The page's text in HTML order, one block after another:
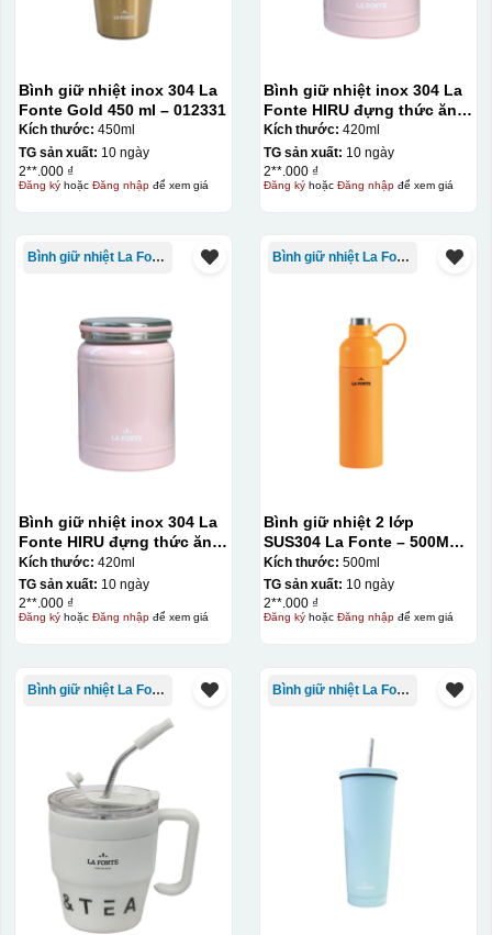
Bình giữ nhiệt inox 304 La
Fonte Gold 450 ml – 012331
Kích thước: 450ml
TG sản xuất: 10 ngày
2**.000 ₫
Đăng kýhoặc Đăng nhậpđể xem giá
Bình giữ nhiệt inox 304 La
Fonte HIRU đựng thức ăn
420 ml – 012348
Kích thước: 420ml
TG sản xuất: 10 ngày
2**.000 ₫
Đăng kýhoặc Đăng nhậpđể xem giá
Bình giữ nhiệt La Fonte
Bình giữ nhiệt inox 304 La
Fonte HIRU đựng thức ăn
420 ml – 012348
Kích thước: 420ml
TG sản xuất: 10 ngày
2**.000 ₫
Đăng kýhoặc Đăng nhậpđể xem giá
Bình giữ nhiệt La Fonte
Bình giữ nhiệt 2 lớp
SUS304 La Fonte – 500ML –
012737
Kích thước: 500ml
TG sản xuất: 10 ngày
2**.000 ₫
Đăng kýhoặc Đăng nhậpđể xem giá
Bình giữ nhiệt La Fonte Bình giữ nhiệt La Fonte